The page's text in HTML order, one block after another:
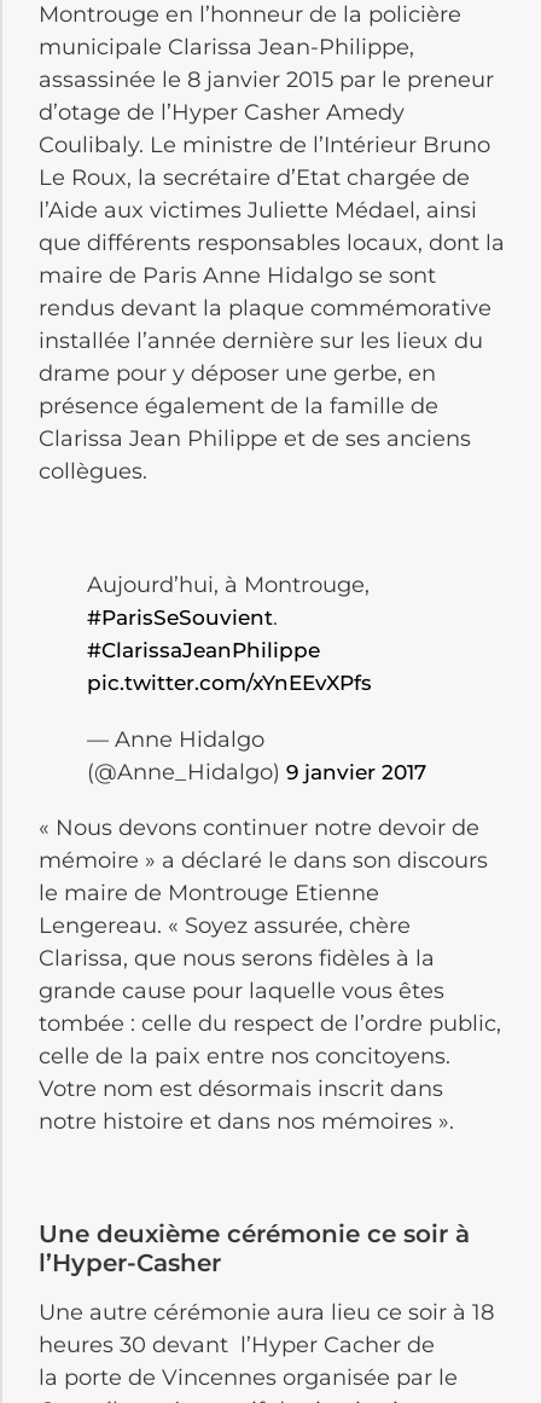
Montrouge en l’honneur de la policière
municipale Clarissa Jean-Philippe,
assassinée le 8 janvier 2015 par le preneur
d’otage de l’Hyper Casher Amedy
Coulibaly. Le ministre de l’Intérieur Bruno
Le Roux, la secrétaire d’Etat chargée de
l’Aide aux victimes Juliette Médael, ainsi
que différents responsables locaux, dont la
maire de Paris Anne Hidalgo se sont
rendus devant la plaque commémorative
installée l’année dernière sur les lieux du
drame pour y déposer une gerbe, en
présence également de la famille de
Clarissa Jean Philippe et de ses anciens
collègues.
Aujourd’hui, à Montrouge,
#ParisSeSouvient.
#ClarissaJeanPhilippe
pic.twitter.com/xYnEEvXPfs
— Anne Hidalgo
(@Anne_Hidalgo) 9 janvier 2017
« Nous devons continuer notre devoir de
mémoire » a déclaré le dans son discours
le maire de Montrouge Etienne
Lengereau. « Soyez assurée, chère
Clarissa, que nous serons fidèles à la
grande cause pour laquelle vous êtes
tombée : celle du respect de l’ordre public,
celle de la paix entre nos concitoyens.
Votre nom est désormais inscrit dans
notre histoire et dans nos mémoires ».
Une deuxième cérémonie ce soir à
l’Hyper-Casher
Une autre cérémonie aura lieu ce soir à 18
heures 30 devant l’Hyper Cacher de
la porte de Vincennes organisée par le